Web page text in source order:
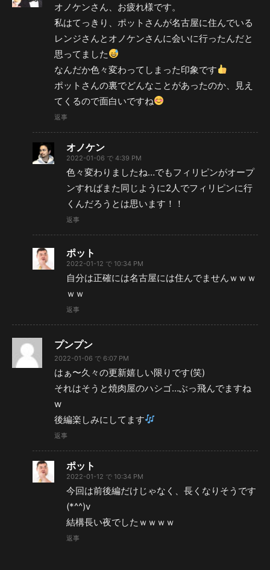
オノケンさん、お疲れ様です。
私はてっきり、ポットさんが名古屋に住んでいる
レンジさんとオノケンさんに会いに行ったんだと
思ってました
なんだか色々変わってしまった印象です
ポットさんの裏でどんなことがあったのか、見え
てくるので面白いですね
返事
オノケン
2022-01-06 で 4:39 PM
色々変わりましたね…でもフィリピンがオープ
ンすればまた同じように2人でフィリピンに行
くんだろうとは思います！！
返事
ポット
2022-01-12 で 10:34 PM
自分は正確には名古屋には住んでませんｗｗｗ
ｗｗ
返事
プンプン
2022-01-06 で 6:07 PM
はぁ〜久々の更新嬉しい限りです(笑)
それはそうと焼肉屋のハシゴ…ぶっ飛んでますね
w
後編楽しみにしてます
返事
ポット
2022-01-12 で 10:34 PM
今回は前後編だけじゃなく、長くなりそうです
(*^^)v
結構長い夜でしたｗｗｗｗ
返事